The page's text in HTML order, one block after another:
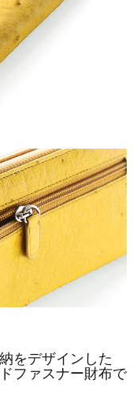
をデザインした
ファスナー財布で